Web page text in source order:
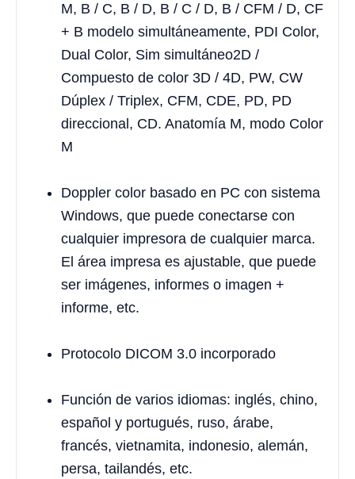
M, B / C, B / D, B / C / D, B / CFM / D, CF
+ B modelo simultáneamente, PDI Color,
Dual Color, Sim simultáneo2D /
Compuesto de color 3D / 4D, PW, CW
Dúplex / Triplex, CFM, CDE, PD, PD
direccional, CD. Anatomía M, modo Color
M
Doppler color basado en PC con sistema
Windows, que puede conectarse con
cualquier impresora de cualquier marca.
El área impresa es ajustable, que puede
ser imágenes, informes o imagen +
informe, etc.
Protocolo DICOM 3.0 incorporado
Función de varios idiomas: inglés, chino,
español y portugués, ruso, árabe,
francés, vietnamita, indonesio, alemán,
persa, tailandés, etc.